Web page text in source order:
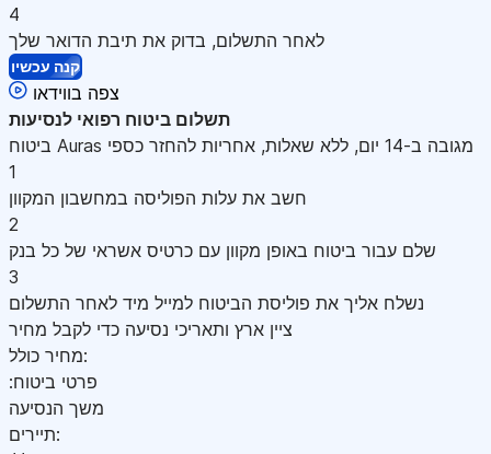
4
לאחר התשלום, בדוק את תיבת הדואר שלך
קנה עכשיו
צפה בווידאו
תשלום ביטוח רפואי לנסיעות
ביטוח Auras מגובה ב-14 יום, ללא שאלות, אחריות להחזר כספי
1
חשב את עלות הפוליסה במחשבון המקוון
2
שלם עבור ביטוח באופן מקוון עם כרטיס אשראי של כל בנק
3
נשלח אליך את פוליסת הביטוח למייל מיד לאחר התשלום
ציין ארץ ותאריכי נסיעה כדי לקבל מחיר
מחיר כולל:
:פרטי ביטוח
משך הנסיעה
תיירים: